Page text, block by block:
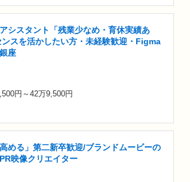
シスタント「残業少なめ・育休実績あ
ンスを活かしたい方・未経験歓迎・Figma
座
円～42万9,500円
高める」第二新卒歓迎/ブランドムービーの
映像クリエイター